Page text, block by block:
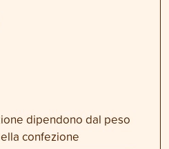
dipendono dal peso
confezione